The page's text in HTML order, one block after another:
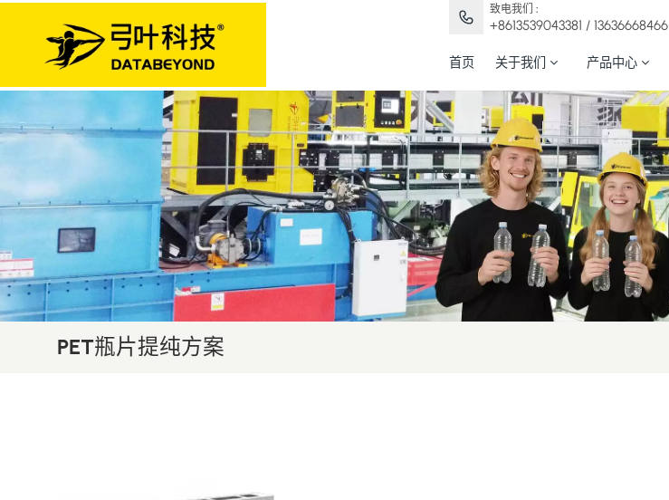
致电我们 :
+8613539043381 / 13636668466
首页 关于我们 产品中心
PET瓶片提纯方案